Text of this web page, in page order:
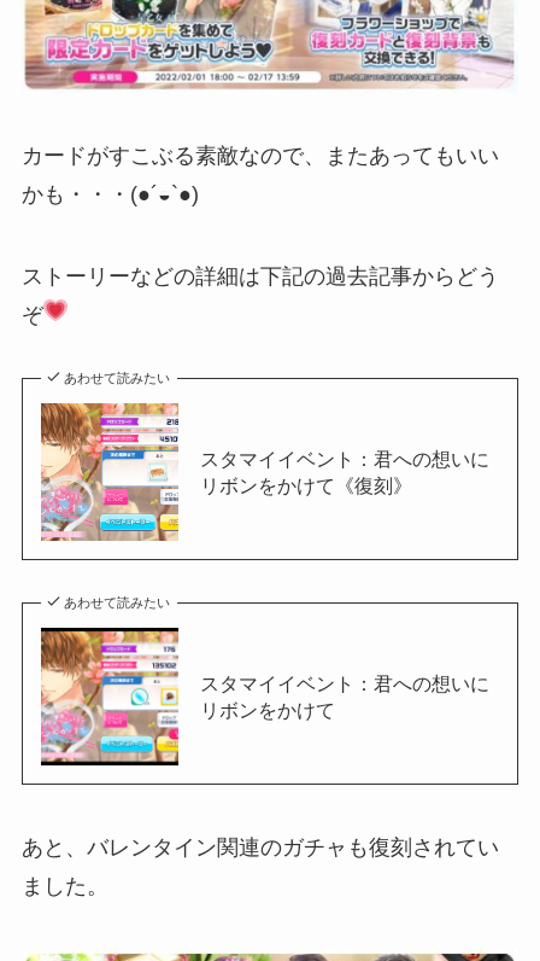
カードがすこぶる素敵なので、またあってもいい
かも・・・(●´◒`●)
ストーリーなどの詳細は下記の過去記事からどう
ぞ
あわせて読みたい
スタマイイベント：君への想いに
リボンをかけて《復刻》
あわせて読みたい
スタマイイベント：君への想いに
リボンをかけて
あと、バレンタイン関連のガチャも復刻されてい
ました。